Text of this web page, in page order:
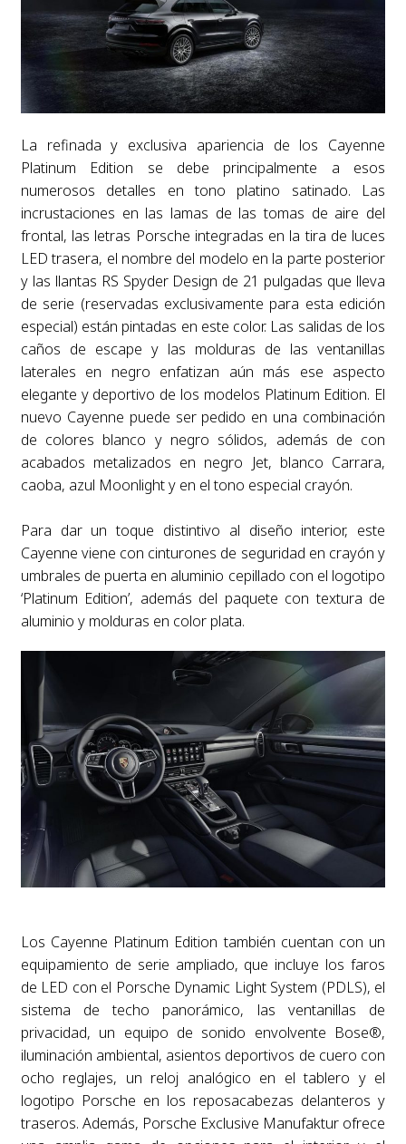
La refinada y exclusiva apariencia de los Cayenne
Platinum Edition se debe principalmente a esos
numerosos detalles en tono platino satinado. Las
incrustaciones en las lamas de las tomas de aire del
frontal, las letras Porsche integradas en la tira de luces
LED trasera, el nombre del modelo en la parte posterior
y las llantas RS Spyder Design de 21 pulgadas que lleva
de serie (reservadas exclusivamente para esta edición
especial) están pintadas en este color. Las salidas de los
caños de escape y las molduras de las ventanillas
laterales en negro enfatizan aún más ese aspecto
elegante y deportivo de los modelos Platinum Edition. El
nuevo Cayenne puede ser pedido en una combinación
de colores blanco y negro sólidos, además de con
acabados metalizados en negro Jet, blanco Carrara,
caoba, azul Moonlight y en el tono especial crayón.
Para dar un toque distintivo al diseño interior, este
Cayenne viene con cinturones de seguridad en crayón y
umbrales de puerta en aluminio cepillado con el logotipo
‘Platinum Edition’, además del paquete con textura de
aluminio y molduras en color plata.
Los Cayenne Platinum Edition también cuentan con un
equipamiento de serie ampliado, que incluye los faros
de LED con el Porsche Dynamic Light System (PDLS), el
sistema de techo panorámico, las ventanillas de
privacidad, un equipo de sonido envolvente Bose®,
iluminación ambiental, asientos deportivos de cuero con
ocho reglajes, un reloj analógico en el tablero y el
logotipo Porsche en los reposacabezas delanteros y
traseros. Además, Porsche Exclusive Manufaktur ofrece